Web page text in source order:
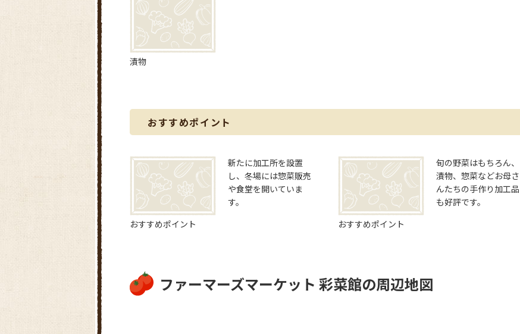
漬物
おすすめポイント
おすすめポイント
新たに加工所を設置
し、冬場には惣菜販売
や食堂を開いていま
す。
おすすめポイント
旬の野菜はもちろん、
漬物、惣菜などお母さ
んたちの手作り加工品
も好評です。
ファーマーズマーケット 彩菜館の周辺地図